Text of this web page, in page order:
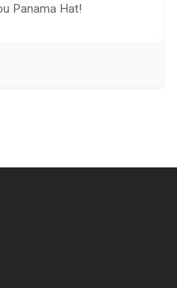
Panama Hat!